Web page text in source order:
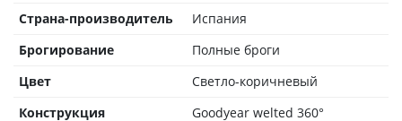
Страна-производитель
Испания
Брогирование
Полные броги
Цвет
Светло-коричневый
Конструкция
Goodyear welted 360°